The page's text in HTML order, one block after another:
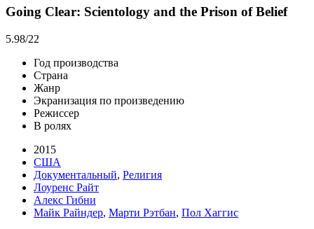
Going Clear: Scientology and the Prison of Belief
5.98/22
Год производства
Страна
Жанр
Экранизация по произведению
Режиссер
В ролях
2015
США
Документальный, Религия
Лоуренс Райт
Алекс Гибни
Майк Райндер, Марти Рэтбан, Пол Хаггис